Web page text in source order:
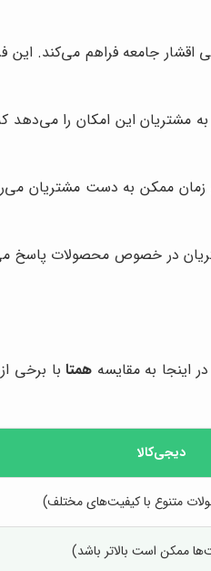
اقشار جامعه فراهم می‌کند.
این امکان را می‌دهد
زمان ممکن به دست مشتریان
در خصوص محصولات
اینجا به مقایسه همتابا برخی
دیجی‌کالا
متنوع با کیفیت‌های مختلف)
ممکن است بالاتر باشد)